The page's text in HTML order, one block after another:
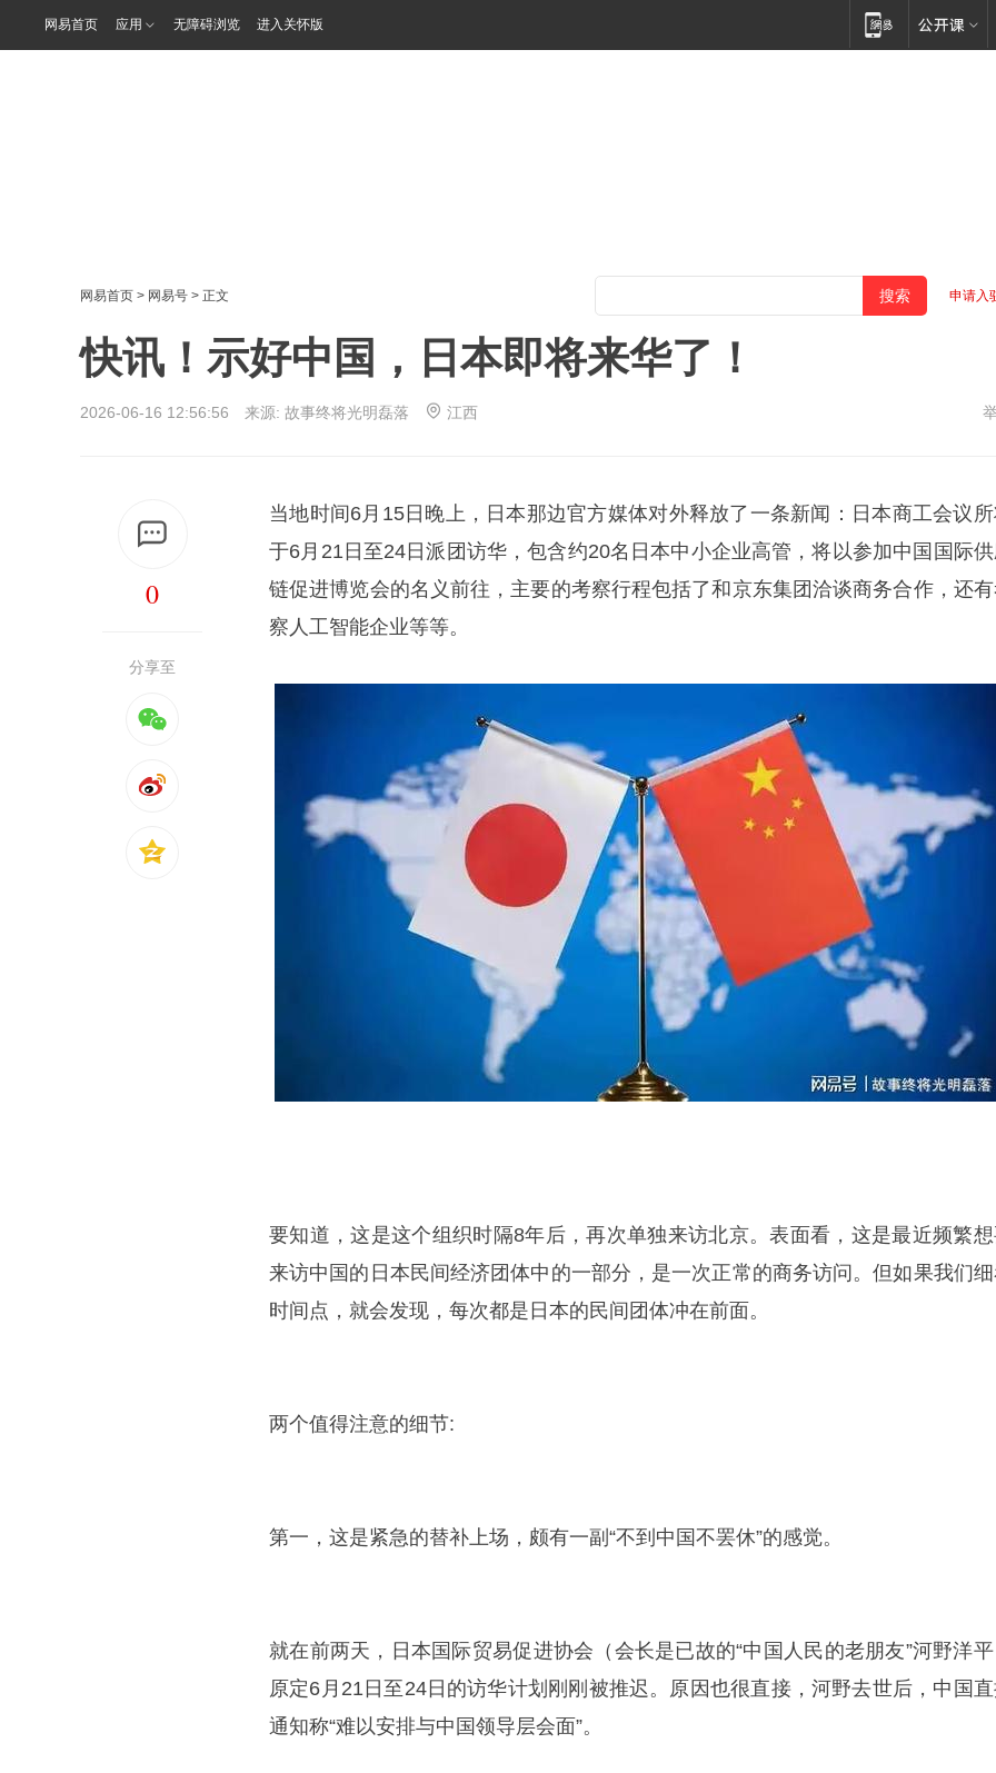
网易首页 应用 无障碍浏览 进入关怀版
网易首页 > 网易号 > 正文 申请入
快讯！示好中国，日本即将来华了！
2026-06-16 12:56:56 来源: 故事终将光明磊落 江西
0
分享至
当地时间6月15日晚上，日本那边官方媒体对外释放了一条新闻：日本商工会议
于6月21日至24日派团访华，包含约20名日本中小企业高管，将以参加中国国际
链促进博览会的名义前往，主要的考察行程包括了和京东集团洽谈商务合作，还
察人工智能企业等等。
要知道，这是这个组织时隔8年后，再次单独来访北京。表面看，这是最近频繁
来访中国的日本民间经济团体中的一部分，是一次正常的商务访问。但如果我们
时间点，就会发现，每次都是日本的民间团体冲在前面。
两个值得注意的细节:
第一，这是紧急的替补上场，颇有一副“不到中国不罢休”的感觉。
就在前两天，日本国际贸易促进协会（会长是已故的“中国人民的老朋友”河野洋平
原定6月21日至24日的访华计划刚刚被推迟。原因也很直接，河野去世后，中国
通知称“难以安排与中国领导层会面”。